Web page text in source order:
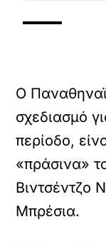
Ο
σχεδιασμό
περίοδο,
«πράσινα»
Βιντσέντζο
Μπρέσια.